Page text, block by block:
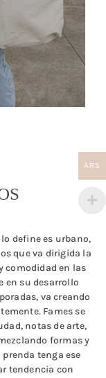
define es urbano,
que va dirigida la
comodidad en las
en su desarrollo
va creando
Fames se
notas de arte,
formas y
tenga ese
tendencia con
ARS